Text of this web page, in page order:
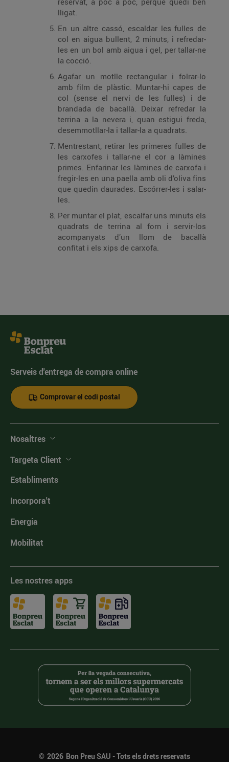
lligat.
En un altre cassó, escaldar les fulles de
col en aigua bullent, 2 minuts, i refredar-
les en un bol amb aigua i gel, per tallar-ne
la cocció.
Agafar un motlle rectangular i folrar-lo
amb film de plàstic. Muntar-hi capes de
col (sense el nervi de les fulles) i de
brandada de bacallà. Deixar refredar la
terrina a la nevera i, quan estigui freda,
desemmotllar-la i tallar-la a quadrats.
Mentrestant, retirar les primeres fulles de
les carxofes i tallar-ne el cor a làmines
primes. Enfarinar les làmines de carxofa i
fregir-les en una paella amb oli d’oliva fins
que quedin daurades. Escórrer-les i salar-
les.
Per muntar el plat, escalfar uns minuts els
quadrats de terrina al forn i servir-los
acompanyats d’un llom de bacallà
confitat i els xips de carxofa.
Serveis d'entrega de compra online
Comprovar el codi postal
Nosaltres
Targeta Client
Establiments
Incorpora't
Energia
Mobilitat
Les nostres apps
© 2026 Bon Preu SAU - Tots els drets reservats